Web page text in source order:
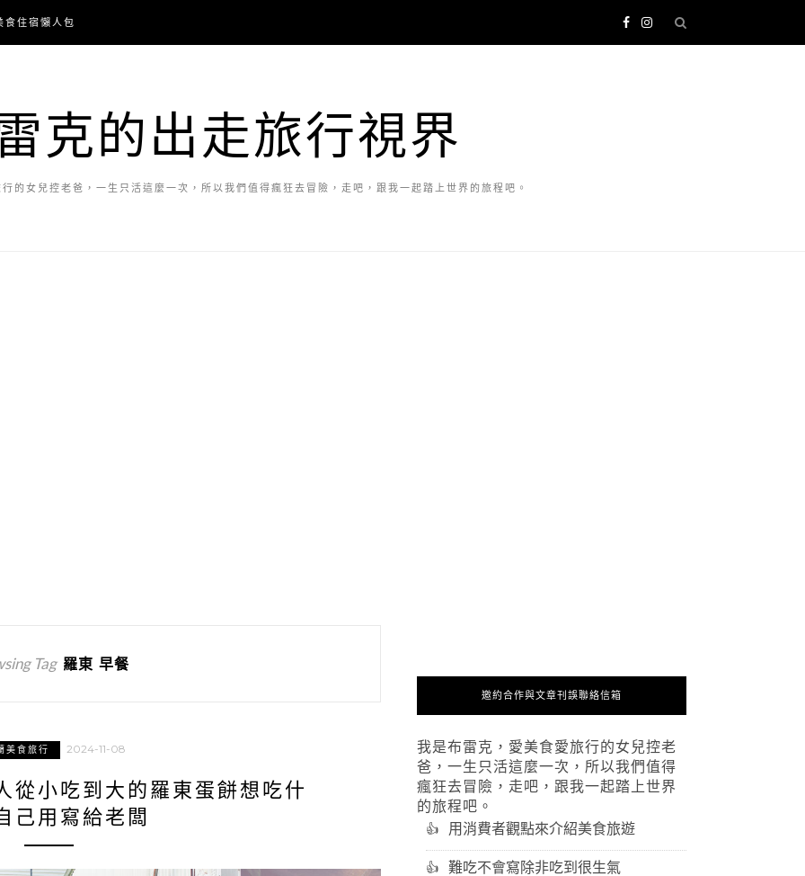
食住宿懶人包
克的出走旅行視界
的女兒控老爸，一生只活這麼一次，所以我們值得瘋狂去冒險，走吧，跟我一起踏上世界的旅程吧。
Tag 羅東 早餐
美食旅行 2024-11-08
從小吃到大的羅東蛋餅想吃什
己用寫給老闆
邀約合作與文章刊誤聯絡信箱
我是布雷克，愛美食愛旅行的女兒控老
爸，一生只活這麼一次，所以我們值得
瘋狂去冒險，走吧，跟我一起踏上世界
的旅程吧。
用消費者觀點來介紹美食旅遊
難吃不會寫除非吃到很生氣